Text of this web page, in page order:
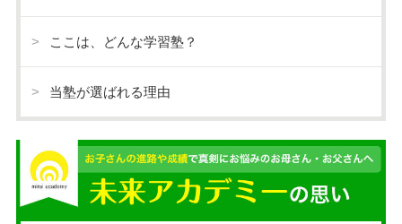
ここは、どんな学習塾？
当塾が選ばれる理由